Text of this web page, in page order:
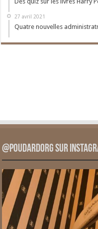
27 avril 2021
Quatre nouvelles
@PoudardOrg sur